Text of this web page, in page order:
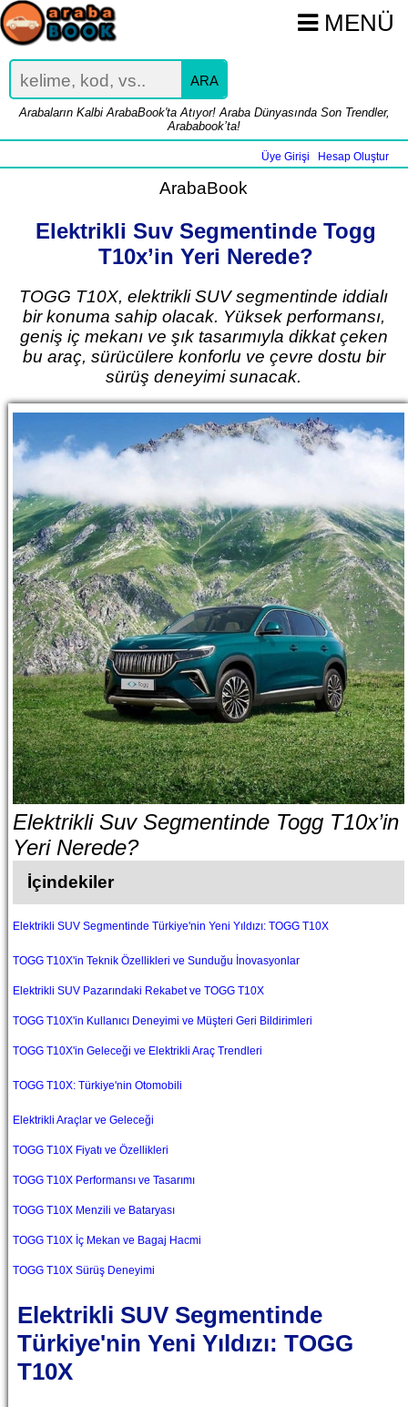
MENÜ
ARA
Arabaların Kalbi ArabaBook'ta Atıyor! Araba Dünyasında Son Trendler,
Arababook’ta!
Üye Girişi Hesap Oluştur
ArabaBook
Elektrikli Suv Segmentinde Togg
T10x’in Yeri Nerede?
TOGG T10X, elektrikli SUV segmentinde iddialı
bir konuma sahip olacak. Yüksek performansı,
geniş iç mekanı ve şık tasarımıyla dikkat çeken
bu araç, sürücülere konforlu ve çevre dostu bir
sürüş deneyimi sunacak.
Elektrikli Suv Segmentinde Togg T10x’in
Yeri Nerede?
İçindekiler
Elektrikli SUV Segmentinde Türkiye'nin Yeni Yıldızı: TOGG T10X
TOGG T10X'in Teknik Özellikleri ve Sunduğu İnovasyonlar
Elektrikli SUV Pazarındaki Rekabet ve TOGG T10X
TOGG T10X'in Kullanıcı Deneyimi ve Müşteri Geri Bildirimleri
TOGG T10X'in Geleceği ve Elektrikli Araç Trendleri
TOGG T10X: Türkiye'nin Otomobili
Elektrikli Araçlar ve Geleceği
TOGG T10X Fiyatı ve Özellikleri
TOGG T10X Performansı ve Tasarımı
TOGG T10X Menzili ve Bataryası
TOGG T10X İç Mekan ve Bagaj Hacmi
TOGG T10X Sürüş Deneyimi
Elektrikli SUV Segmentinde
Türkiye'nin Yeni Yıldızı: TOGG
T10X